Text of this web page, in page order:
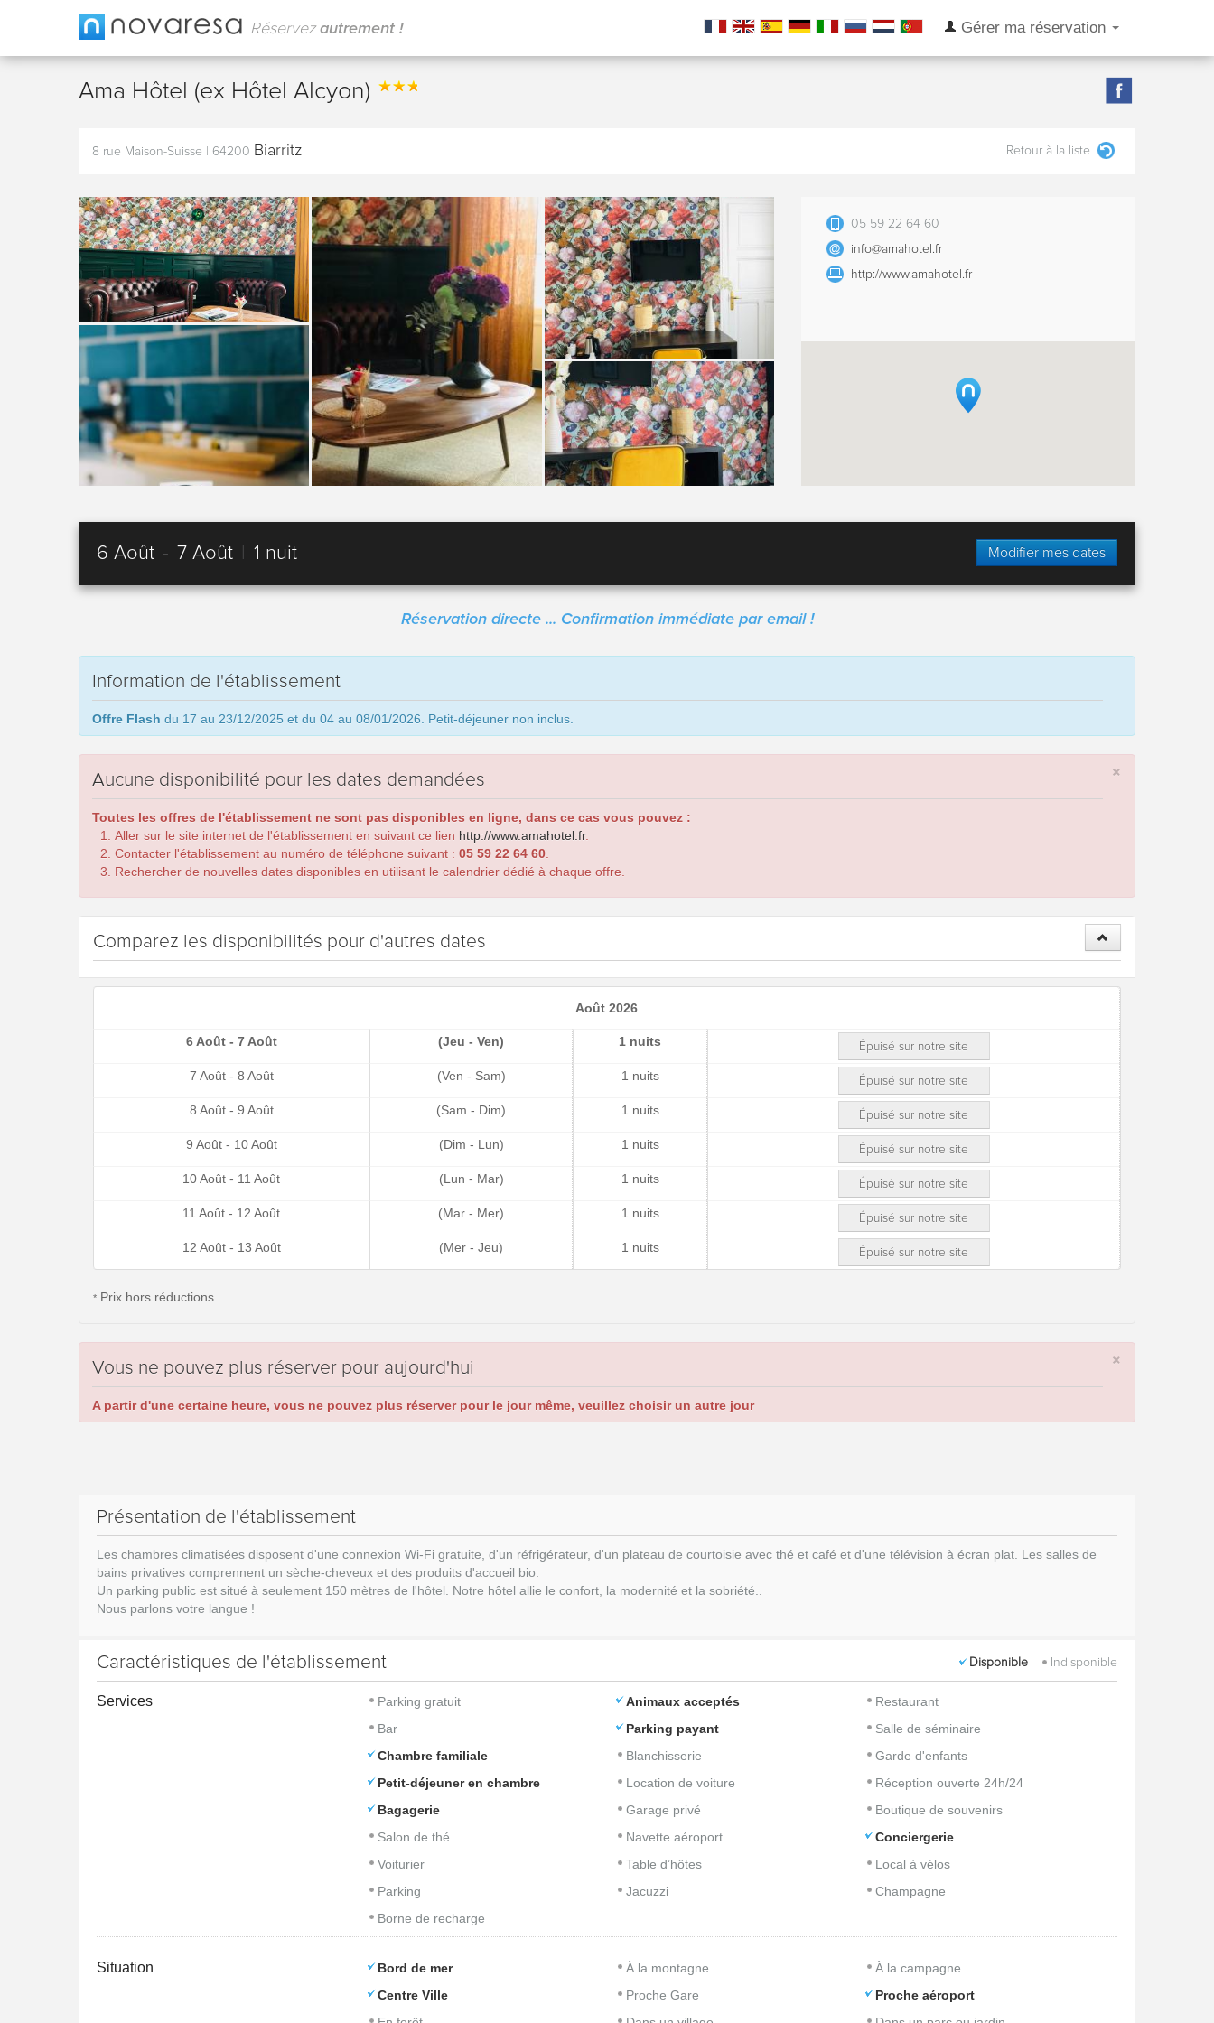
Réservezautrement ! Gérer ma réservation
Ama Hôtel (ex Hôtel Alcyon)
8 rue Maison-Suisse 64200 Biarritz Retour à la liste
05 59 22 64 60
info@amahotel.fr
http://www.amahotel.fr
6 Août - 7 Août 1 nuit Modifier mes dates
Réservation directe ... Confirmation immédiate par email !
Information de l'établissement
Offre Flash du 17 au 23/12/2025 et du 04 au 08/01/2026. Petit-déjeuner non inclus.
×
Aucune disponibilité pour les dates demandées
Toutes les offres de l'établissement ne sont pas disponibles en ligne, dans ce cas vous pouvez :
Aller sur le site internet de l'établissement en suivant ce lien http://www.amahotel.fr.
Contacter l'établissement au numéro de téléphone suivant : 05 59 22 64 60
Rechercher de nouvelles dates disponibles en utilisant le calendrier dédié à chaque offre.
Comparez les disponibilités pour d'autres dates
Août 2026
6 Août - 7 Août (Jeu - Ven) 1 nuits Épuisé sur notre site
7 Août - 8 Août (Ven - Sam) 1 nuits Épuisé sur notre site
8 Août - 9 Août (Sam - Dim) 1 nuits Épuisé sur notre site
9 Août - 10 Août (Dim - Lun) 1 nuits Épuisé sur notre site
10 Août - 11 Août (Lun - Mar) 1 nuits Épuisé sur notre site
11 Août - 12 Août (Mar - Mer) 1 nuits Épuisé sur notre site
12 Août - 13 Août (Mer - Jeu) 1 nuits Épuisé sur notre site
* Prix hors réductions
×
Vous ne pouvez plus réserver pour aujourd'hui
A partir d'une certaine heure, vous ne pouvez plus réserver pour le jour même, veuillez choisir un autre jour
Présentation de l'établissement
Les chambres climatisées disposent d'une connexion Wi-Fi gratuite, d'un réfrigérateur, d'un plateau de courtoisie avec thé et café et d'une télévision à écran plat. Les salles de
bains privatives comprennent un sèche-cheveux et des produits d'accueil bio.
Un parking public est situé à seulement 150 mètres de l'hôtel. Notre hôtel allie le confort, la modernité et la sobriété..
Nous parlons votre langue !
Caractéristiques de l'établissement Disponible Indisponible
Services Parking gratuit Animaux acceptés
Restaurant
Bar
Parking payant
Salle de séminaire
Chambre familiale
Blanchisserie
Garde d'enfants
Petit-déjeuner en chambre
Location de voiture
Réception ouverte 24h/24
Bagagerie
Garage privé
Boutique de souvenirs
Salon de thé
Navette aéroport
Conciergerie
Voiturier
Table d’hôtes
Local à vélos
Parking
Jacuzzi
Champagne
Borne de recharge
Situation Bord de mer À la montagne
À la campagne
Centre Ville
Proche Gare
Proche aéroport